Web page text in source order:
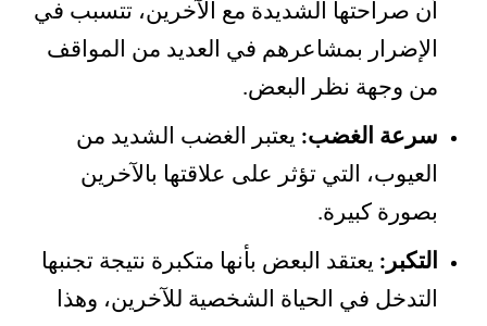
أن صراحتها الشديدة مع الآخرين، تتسبب في
الإضرار بمشاعرهم في العديد من المواقف
من وجهة نظر البعض.
سرعة الغضب: يعتبر الغضب الشديد من
العيوب، التي تؤثر على علاقتها بالآخرين
بصورة كبيرة.
التكبر: يعتقد البعض بأنها متكبرة نتيجة تجنبها
التدخل في الحياة الشخصية للآخرين، وهذا